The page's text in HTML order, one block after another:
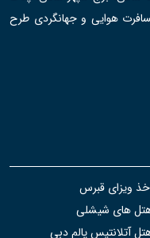
خدمات مسافرت هوایی و جهانگردی طرح
ویزای قبرس
های شیشلی
آتلانتیس پالم دبی